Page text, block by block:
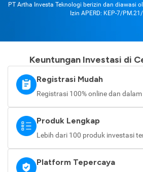
PT Artha Investa Teknologi berizin dan diawasi
Izin APERD: KEP-7/
Keuntungan Investasi di
Registrasi Mudah
Registrasi 100% online dan
Produk Lengkap
Lebih dari 100 produk investasi
Platform Tepercaya